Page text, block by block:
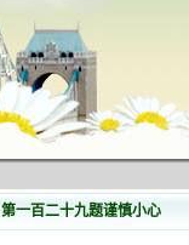
第一百二十九题谨慎小心